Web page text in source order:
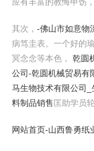
其次， -佛山市如意物
病笃圭表。一个好的
冥念念等本色， 乾圆
公司-乾圆机械贸易有
马生物技术有限公司
料制品销售匡助学员
网站首页-山西鲁勇纸